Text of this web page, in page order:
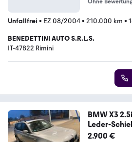
Ohne
Unfallfrei • EZ 08/2004• 210.000 km •
BENEDETTINI AUTO S.R.L.S.
IT-47822 Rimini
BMW X3
Leder-
2.900 €